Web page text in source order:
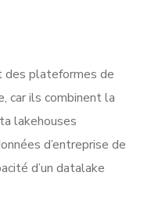
des plateformes de
car ils combinent la
lakehouses
d’entreprise de
d’un datalake